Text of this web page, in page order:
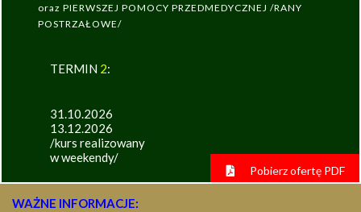
oraz PIERWSZEJ POMOCY PRZEDMEDYCZNEJ /RANY
POSTRZAŁOWE/
TERMIN 2:
31.10.2026
13.12.2026
/kurs realizowany
w weekendy/
Pobierz ofertę PDF
WAŻNE INFORMACJE: